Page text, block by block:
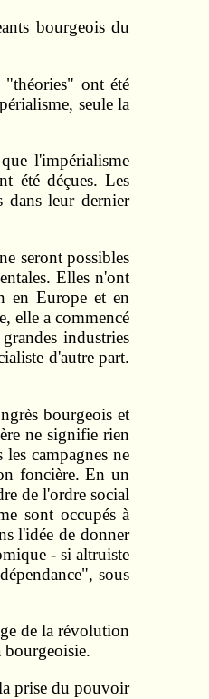
bourgeois du
"théories" ont été
seule la
l'impérialisme
été déçues. Les
dans leur dernier
seront possibles
Elles n'ont
en Europe et en
elle a commencé
industries
d'autre part.
bourgeois et
ne signifie rien
campagnes ne
foncière. En un
de l'ordre social
sont occupés à
l'idée de donner
- si altruiste
sous
de la révolution
bourgeoisie.
prise du pouvoir